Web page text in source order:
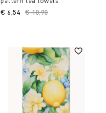
Price reduced from
€ 10,90to
€ 6,54